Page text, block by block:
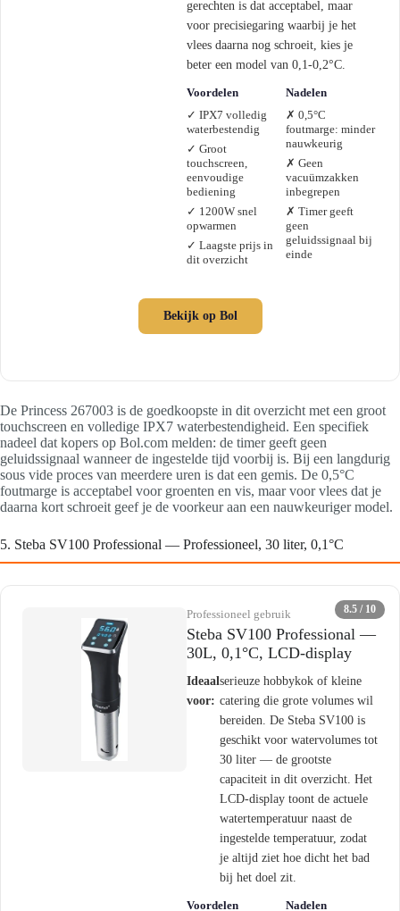
gerechten is dat acceptabel, maar
voor precisiegaring waarbij je het
vlees daarna nog schroeit, kies je
beter een model van 0,1-0,2°C.
Voordelen
✓ IPX7 volledig
waterbestendig
✓ Groot
touchscreen,
eenvoudige
bediening
✓ 1200W snel
opwarmen
✓ Laagste prijs in
dit overzicht
Nadelen
✗ 0,5°C
foutmarge: minder
nauwkeurig
✗ Geen
vacuümzakken
inbegrepen
✗ Timer geeft
geen
geluidssignaal bij
einde
Bekijk op Bol
De Princess 267003 is de goedkoopste in dit overzicht met een groot
touchscreen en volledige IPX7 waterbestendigheid. Een specifiek
nadeel dat kopers op Bol.com melden: de timer geeft geen
geluidssignaal wanneer de ingestelde tijd voorbij is. Bij een langdurig
sous vide proces van meerdere uren is dat een gemis. De 0,5°C
foutmarge is acceptabel voor groenten en vis, maar voor vlees dat je
daarna kort schroeit geef je de voorkeur aan een nauwkeuriger model.
5. Steba SV100 Professional — Professioneel, 30 liter, 0,1°C
8.5 / 10
Professioneel gebruik
Steba SV100 Professional —
30L, 0,1°C, LCD-display
Ideaal
voor:
serieuze hobbykok of kleine
catering die grote volumes wil
bereiden. De Steba SV100 is
geschikt voor watervolumes tot
30 liter — de grootste
capaciteit in dit overzicht. Het
LCD-display toont de actuele
watertemperatuur naast de
ingestelde temperatuur, zodat
je altijd ziet hoe dicht het bad
bij het doel zit.
Voordelen
Nadelen